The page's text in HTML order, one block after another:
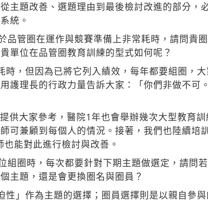
主題改善、選題理由到最後檢討改進的部分，
統。
品管圈在運作與競賽準備上非常耗時，請問貴
單位在品管圈教育訓練的型式如何呢？
時，但因為已將它列入績效，每年都要組圈，
護理長的行政力量告訴大家：「你們非做不可
供大家參考，醫院1年也會舉辦幾次大型教育
可兼顧到每個人的情況。接著，我們也陸續培
能對此進行檢討與改善。
組圈時，每次都要針對下期主題做選定，請問
主題，還是會更換圈名與圈員？
性」作為主題的選擇；圈員選擇則是以親自參